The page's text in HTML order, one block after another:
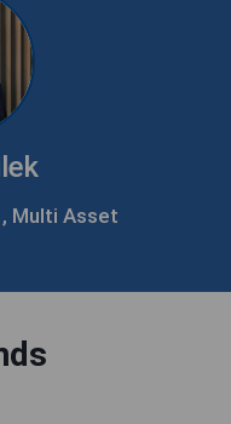
Multi Asset